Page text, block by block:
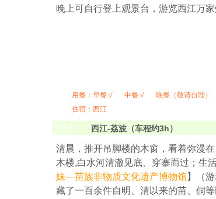
晚上可自行登上观景台，游览西江万家
用餐： 早餐 √ 中餐 √
晚餐（敬请自理）
住宿：西江
第5天 西江-荔波（车程约3h）
清晨，推开吊脚楼的木窗，看着弥漫
木楼,白水河清澈见底、穿寨而过；生
妹—苗族非物质文化遗产博物馆】（
藏了一百余件自明、清以来的苗、侗